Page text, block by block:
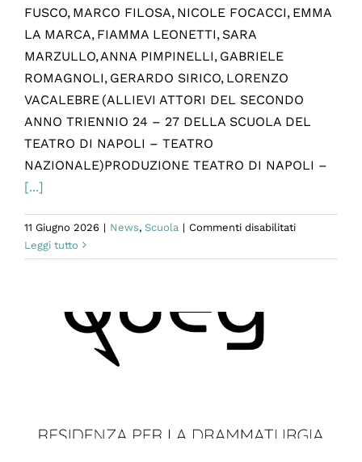
FUSCO, MARCO FILOSA, NICOLE FOCACCI, EMMA
LA MARCA, FIAMMA LEONETTI, SARA
MARZULLO, ANNA PIMPINELLI, GABRIELE
ROMAGNOLI, GERARDO SIRICO, LORENZO
VACALEBRE (ALLIEVI ATTORI DEL SECONDO
ANNO TRIENNIO 24 – 27 DELLA SCUOLA DEL
TEATRO DI NAPOLI – TEATRO
NAZIONALE)PRODUZIONE TEATRO DI NAPOLI –
[...]
11 Giugno 2026 | News, Scuola | Commenti disabilitatisu
Campania
Leggi tutto